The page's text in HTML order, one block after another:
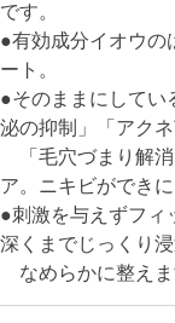
です。
●有効成分イオウの
ート。
●そのままにしてい
泌の抑制」「アクネ
「毛穴づまり解消
ア。ニキビができ
●刺激を与えずフィ
深くまでじっくり浸
なめらかに整えま